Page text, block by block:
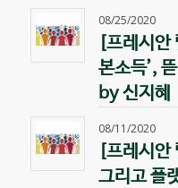
08/25/2020
[프레시안
본소득’,
by 신지혜
08/11/2020
[프레시
그리고 플